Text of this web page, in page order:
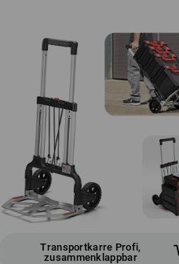
Transportkarre Profi,
zusammenklappbar